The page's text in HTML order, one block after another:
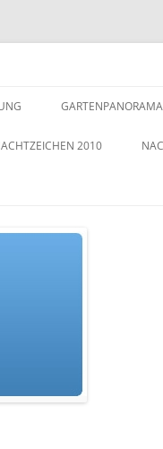
GARTENPANORAMA
2010
SCHACHTZEICHEN